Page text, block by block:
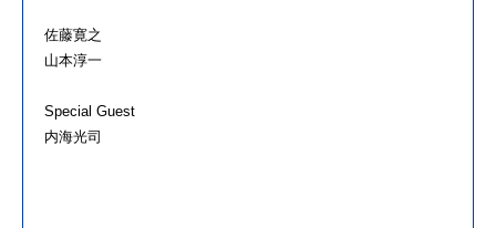
佐藤寛之
山本淳一
Special Guest
内海光司